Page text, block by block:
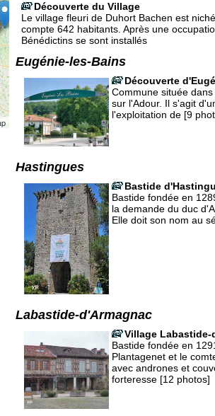
Découverte du Village
Le village fleuri de Duhort Bachen est
compte 642 habitants. Après une
Bénédictins se sont installés
Eugénie-les-Bains
Découverte
Commune située
sur l'Adour. Il s'agit
l'exploitation de [9
Hastingues
Bastide
Bastide fondée en
la demande du duc
Elle doit son nom au
Labastide-d'Armagnac
Village Labastide-
Bastide fondée en
Plantagenet et le
avec andrones et
forteresse [12 photos]